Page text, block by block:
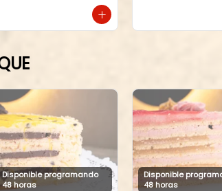
Disponible programando
48 horas
Disponible
48 horas